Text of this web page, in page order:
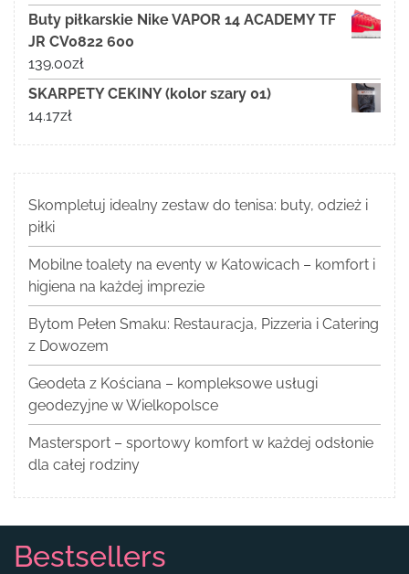
Buty piłkarskie Nike VAPOR 14 ACADEMY TF
JR CV0822 600
139.00zł
SKARPETY CEKINY (kolor szary 01)
14.17zł
Skompletuj idealny zestaw do tenisa: buty, odzież i
piłki
Mobilne toalety na eventy w Katowicach – komfort i
higiena na każdej imprezie
Bytom Pełen Smaku: Restauracja, Pizzeria i Catering
z Dowozem
Geodeta z Kościana – kompleksowe usługi
geodezyjne w Wielkopolsce
Mastersport – sportowy komfort w każdej odsłonie
dla całej rodziny
Bestsellers